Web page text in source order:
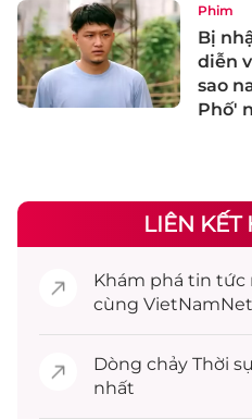
Phim
Bị
diễn
sao
Phố'
LIÊN KẾT
Khám phá tin tức
cùng VietNamNet
Dòng chảy Thời
nhất